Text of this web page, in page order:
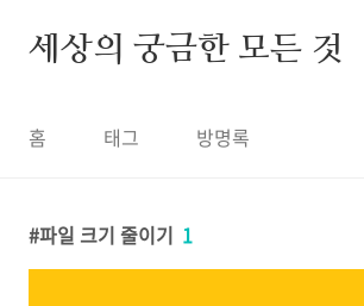
세상의 궁금한 모든 것
홈 태그 방명록
파일 크기 줄이기 1